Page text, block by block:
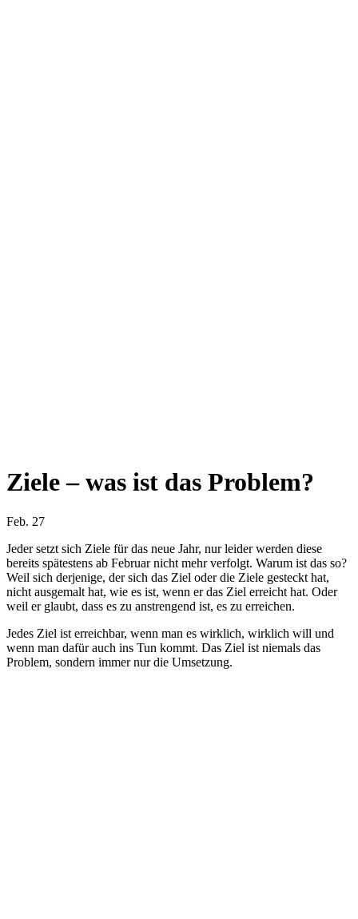
Ziele – was ist das Problem?
Feb. 27
Jeder setzt sich Ziele für das neue Jahr, nur leider werden diese
bereits spätestens ab Februar nicht mehr verfolgt. Warum ist das so?
Weil sich derjenige, der sich das Ziel oder die Ziele gesteckt hat,
nicht ausgemalt hat, wie es ist, wenn er das Ziel erreicht hat. Oder
weil er glaubt, dass es zu anstrengend ist, es zu erreichen.
Jedes Ziel ist erreichbar, wenn man es wirklich, wirklich will und
wenn man dafür auch ins Tun kommt. Das Ziel ist niemals das
Problem, sondern immer nur die Umsetzung.